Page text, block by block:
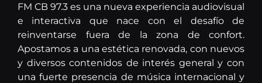
FM CB 97.3 es una nueva experiencia audiovisual
e interactiva que nace con el desafío de
reinventarse fuera de la zona de confort.
Apostamos a una estética renovada, con nuevos
y diversos contenidos de interés general y con
una fuerte presencia de música internacional y